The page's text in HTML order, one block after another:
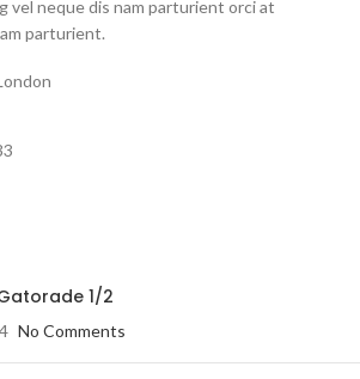
vel neque dis nam parturient orci at
parturient.
1/2
No Comments